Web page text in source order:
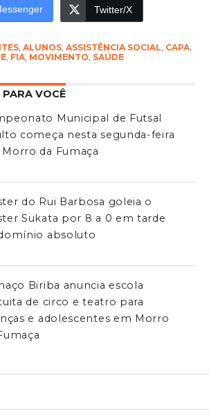
Twitter/X
, ALUNOS, ASSISTÊNCIA SOCIAL CAPA,
, FIA, MOVIMENTO SAÚDE
VOCÊ
Municipal de Futsal
começa nesta segunda-feira
da Fumaça
do Rui Barbosa goleia o
Sukata por 8 a 0 em tarde
absoluto
Biriba anuncia escola
de circo e teatro para
e adolescentes em Morro